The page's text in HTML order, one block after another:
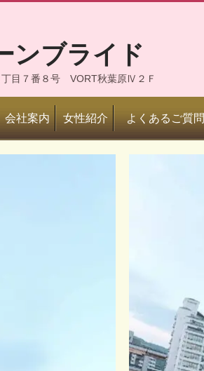
ンブライド
丁目７番８号 VORT秋葉原Ⅳ２Ｆ
会社案内 女性紹介 よくあるご質問